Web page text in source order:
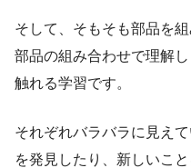
そして、そもそも部品を
部品の組み合わせで理解
触れる学習です。
それぞれバラバラに見え
を発見したり、新しいこ